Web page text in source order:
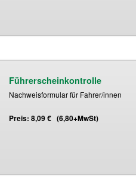
Führerscheinkontrolle
Nachweisformular für Fahrer/innen
Preis: 8,09 € (6,80+MwSt)